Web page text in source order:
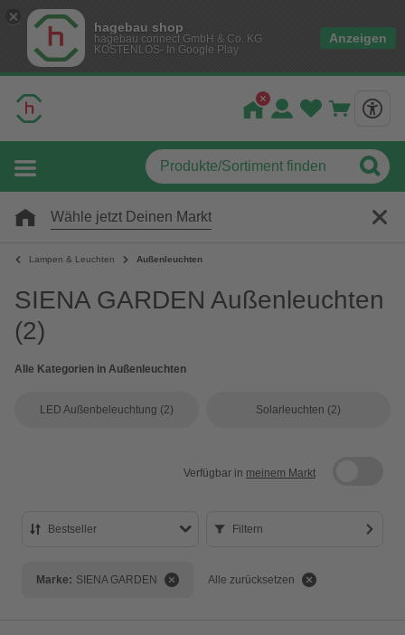
hagebau shop
hagebau connect GmbH & Co. KG
KOSTENLOS- In Google Play
Anzeigen
Wähle jetzt Deinen Markt
Lampen & Leuchten Außenleuchten
SIENA GARDEN Außenleuchten
(2)
Alle Kategorien in Außenleuchten
LED Außenbeleuchtung (2) Solarleuchten (2)
Verfügbar in meinem Markt
Bestseller Filtern
Marke: SIENA GARDEN Alle zurücksetzen